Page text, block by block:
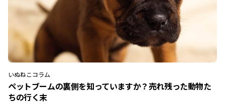
いぬねこコラム
ペットブームの裏側を知っていますか？売れ残った動物た
ちの行く末